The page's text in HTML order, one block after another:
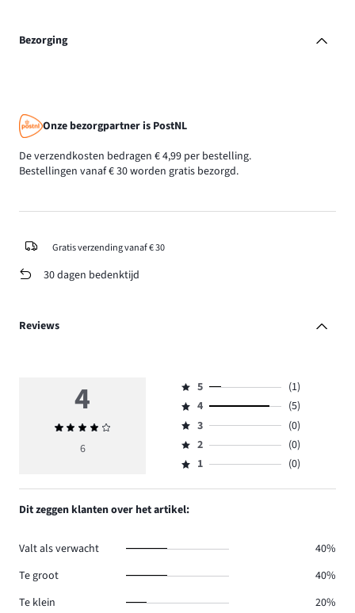
Bezorging
Onze bezorgpartner is PostNL
De verzendkosten bedragen € 4,99 per bestelling.
Bestellingen vanaf € 30 worden gratis bezorgd.
Gratis verzending vanaf € 30
30 dagen bedenktijd
Reviews
4
Gemiddelde
beoordeling
6
Beoordeling
5,
aantal
reviews
1.
5
(1)
Beoordeling
4,
aantal
reviews
4
(5)
Beoordeling
3,
aantal
3
(0)
Beoordeling
2,
0.
2
(0)
Beoordeling
1,
aantal
reviews
1 (0)
Dit zeggen klanten over het artikel:
Valt als verwacht
40%
Te groot
40%
Te klein
20%